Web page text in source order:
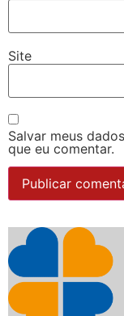
Site
Salvar meus
que eu comentar.